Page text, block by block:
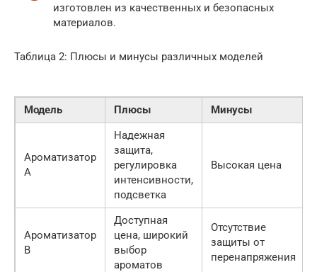
изготовлен из качественных и безопасных
материалов.
Таблица 2: Плюсы и минусы различных моделей
Модель Плюсы Минусы
Ароматизатор
A
Надежная
защита,
регулировка
интенсивности,
подсветка
Высокая цена
Ароматизатор
B
Доступная
цена, широкий
выбор
ароматов
Отсутствие
защиты от
перенапряжения